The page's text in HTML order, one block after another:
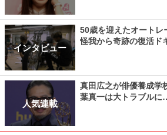
インタビュー
50歳を迎えたオート
怪我から奇跡の復活ド
人気連載
真田広之が俳優養成学
葉真一は大トラブルに